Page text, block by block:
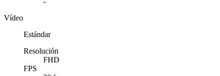
Vídeo
Estándar
Resolución
FHD
FPS